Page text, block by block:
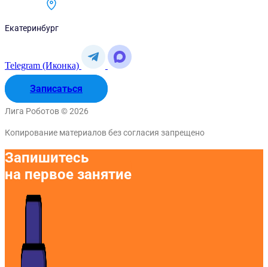
Екатеринбург
Telegram (Иконка)
Записаться
Лига Роботов © 2026
Копирование материалов без согласия запрещено
Запишитесь
на первое занятие